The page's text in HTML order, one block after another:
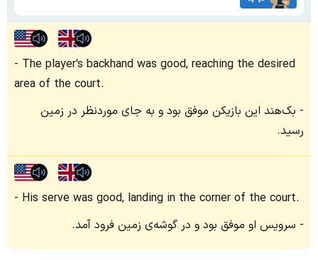
The player's backhand was good, reaching the desired
area of the court.
بک‌هند این بازیکن موفق بود و به جای موردنظر در زمین
رسید.
His serve was good, landing in the corner of the court.
سرویس او موفق بود و در گوشه‌ی زمین فرود آمد.